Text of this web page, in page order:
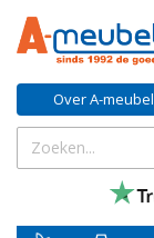
Over A-meubel